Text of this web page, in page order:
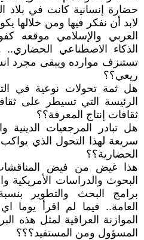
حضارة إنسانية كانت في بلاد
لابد أن نفكر فيها ومن خلالها
العربي والإسلامي موقعه
الذكاء الاصطناعي
تستنزف موارده ويبقى مجرد
ريعي؟؟
هل ثمة تحولات نوعية في
الرئيسة التي تسيطر على
ثقافات إنتاج المعرفة؟؟
هل تبادر المرجعيات الدينية
سريعة لهذا التحول الذي
الحضارية؟؟
هذا غيض من فيض
البحوث والدراسات الأمريكية
برامج البحث والتطوير
العامة.. فيما لم اقرأ
الموازنة العراقية لمثل هذه
المسؤول ومن المستفيد؟؟؟